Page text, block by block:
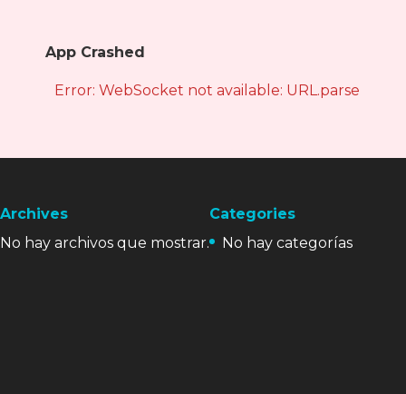
App Crashed
Error: WebSocket not available: URL.parse is
Archives
No hay archivos que mostrar.
Categories
No hay categorías